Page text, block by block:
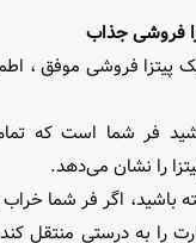
فروشی جذاب
پیتزا فروشی موفق ،
فر شما است که
را نشان می‌دهد.
باشید، اگر فر شما
را به درستی منتقل